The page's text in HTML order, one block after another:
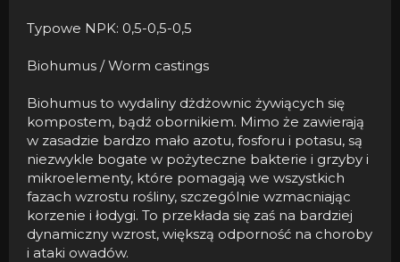
Typowe NPK: 0,5-0,5-0,5
Biohumus / Worm castings
Biohumus to wydaliny dżdżownic żywiących się
kompostem, bądź obornikiem. Mimo że zawierają
w zasadzie bardzo mało azotu, fosforu i potasu, są
niezwykle bogate w pożyteczne bakterie i grzyby i
mikroelementy, które pomagają we wszystkich
fazach wzrostu rośliny, szczególnie wzmacniając
korzenie i łodygi. To przekłada się zaś na bardziej
dynamiczny wzrost, większą odporność na choroby
i ataki owadów.